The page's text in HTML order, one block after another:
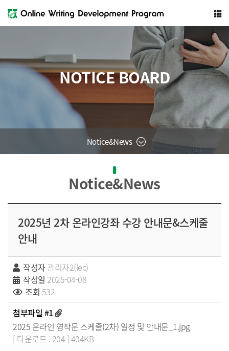
Notice&News
NOTICE BOARD
Notice&News
2025년 2차 온라인강좌 수강 안내문&스케줄
안내
작성자관리자2(lec)
작성일 2025-04-08
조회 532
첨부파일 #1
2025 온라인 영작문 스케줄(2차) 일정 및 안내문_1.jpg
[ 다운로드 : 204 ] 404KB